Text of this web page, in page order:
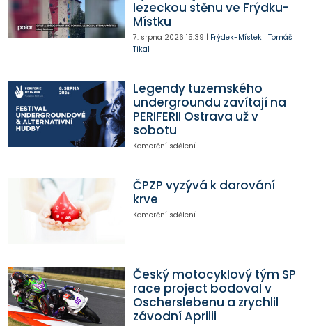
lezeckou stěnu ve Frýdku-
Místku
7. srpna 2026 15:39 | Frýdek-Místek| Tomáš
Tikal
Legendy tuzemského
undergroundu zavítají na
PERIFERII Ostrava už v
sobotu
Komerční sdělení
ČPZP vyzývá k darování
krve
Komerční sdělení
Český motocyklový tým SP
race project bodoval v
Oscherslebenu a zrychlil
závodní Aprilii